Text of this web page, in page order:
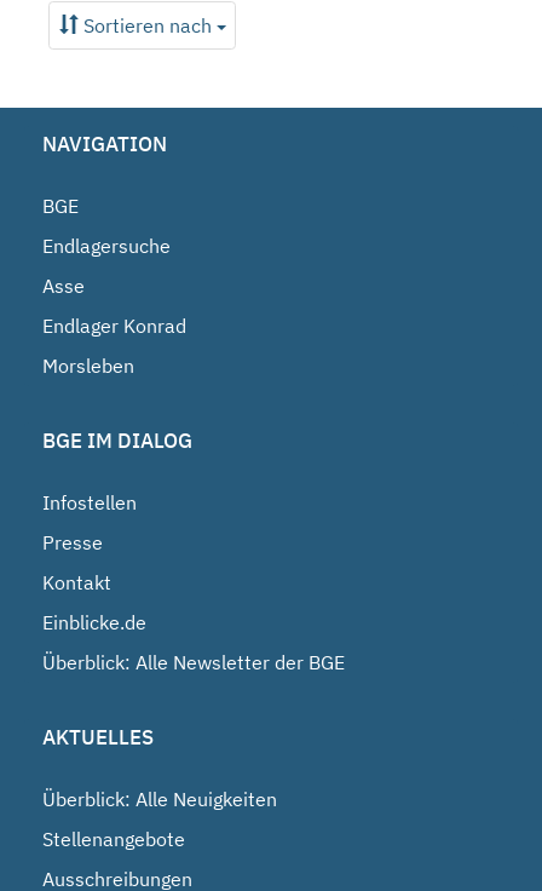
Sortieren nach
NAVIGATION
BGE
Endlagersuche
Asse
Endlager Konrad
Morsleben
BGE IM DIALOG
Infostellen
Presse
Kontakt
Einblicke.de
Überblick: Alle Newsletter der BGE
AKTUELLES
Überblick: Alle Neuigkeiten
Stellenangebote
Ausschreibungen